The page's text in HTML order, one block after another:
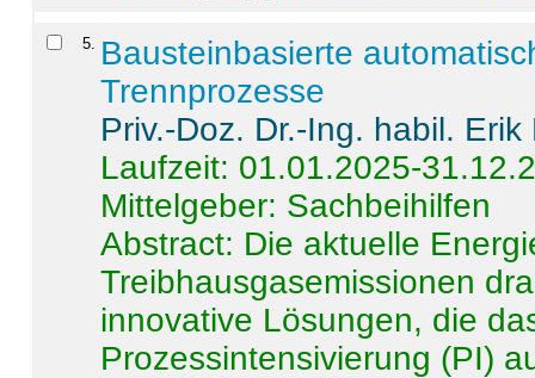
5
Bausteinbasierte
Trennprozesse
Priv.-Doz. Dr.-Ing. habil. Erik
Laufzeit: 01.01.2025-
Mittelgeber: Sachbeihilfen
Abstract: Die aktuelle
Treibhausgasemissionen
innovative Lösungen, die
Prozessintensivierung (PI)